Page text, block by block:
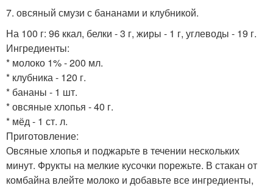
7. овсяный смузи с бананами и клубникой.
На 100 г: 96 ккал, белки - 3 г, жиры - 1 г, углеводы - 19 г.
Ингредиенты:
* молоко 1% - 200 мл.
* клубника - 120 г.
* бананы - 1 шт.
* овсяные хлопья - 40 г.
* мёд - 1 ст. л.
Приготовление:
Овсяные хлопья и поджарьте в течении нескольких
минут. Фрукты на мелкие кусочки порежьте. В стакан от
комбайна влейте молоко и добавьте все ингредиенты,